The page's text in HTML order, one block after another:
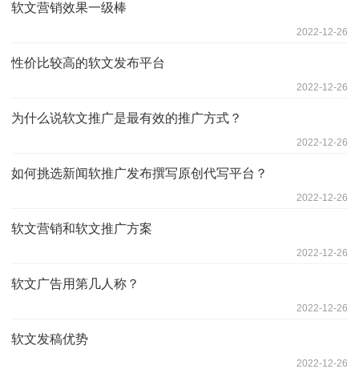
软文营销效果一级棒
2022-12-26
性价比较高的软文发布平台
2022-12-26
为什么说软文推广是最有效的推广方式？
2022-12-26
如何挑选新闻软推广发布撰写原创代写平台？
2022-12-26
软文营销和软文推广方案
2022-12-26
软文广告用第几人称？
2022-12-26
软文发稿优势
2022-12-26